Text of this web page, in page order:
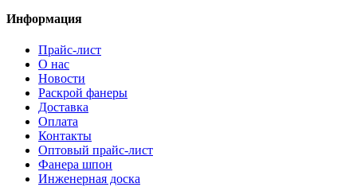
Информация
Прайс-лист
О нас
Новости
Раскрой фанеры
Доставка
Оплата
Контакты
Оптовый прайс-лист
Фанера шпон
Инженерная доска